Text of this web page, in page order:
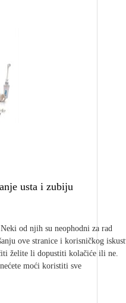
usta i zubiju
od njih su neophodni za rad
ove stranice i korisničkog
želite li dopustiti kolačiće ili ne.
moći koristiti sve